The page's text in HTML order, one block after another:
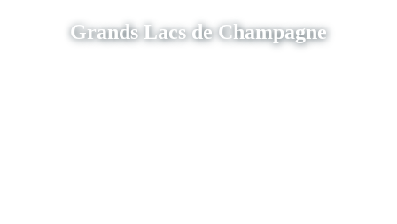
Grands Lacs de Champagne